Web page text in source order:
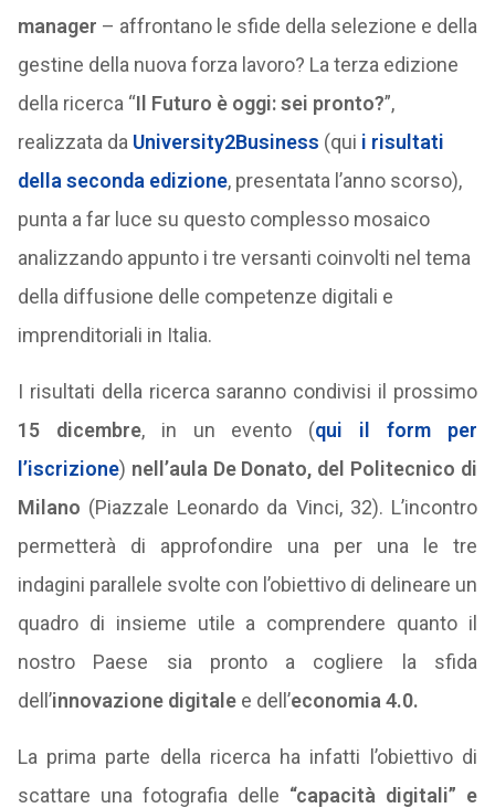
manager – affrontano le sfide della selezione e della
gestine della nuova forza lavoro? La terza edizione
della ricerca “Il Futuro è oggi: sei pronto?”,
realizzata da University2Business (qui i risultati
della seconda edizione, presentata l’anno scorso),
punta a far luce su questo complesso mosaico
analizzando appunto i tre versanti coinvolti nel tema
della diffusione delle competenze digitali e
imprenditoriali in Italia.
I risultati della ricerca saranno condivisi il prossimo
15 dicembre, in un evento (qui il form per
l’iscrizione) nell’aula De Donato, del Politecnico di
Milano (Piazzale Leonardo da Vinci, 32). L’incontro
permetterà di approfondire una per una le tre
indagini parallele svolte con l’obiettivo di delineare un
quadro di insieme utile a comprendere quanto il
nostro Paese sia pronto a cogliere la sfida
dell’innovazione digitalee dell’economia 4.0.
La prima parte della ricerca ha infatti l’obiettivo di
scattare una fotografia delle “capacità digitali” e